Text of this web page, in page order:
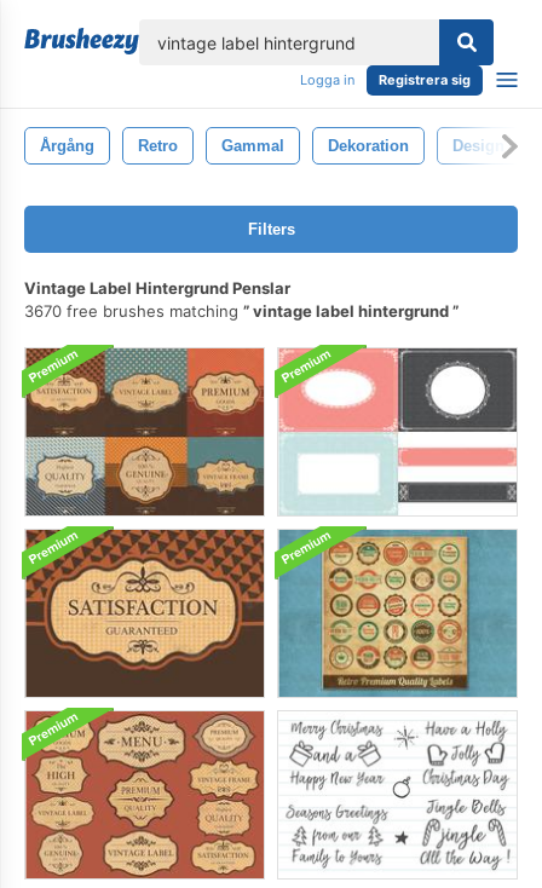
Logga in Registrera sig
Årgång Retro Gammal Dekoration Design
Filters
Vintage Label Hintergrund Penslar
3670 free brushes matching
vintage label hintergrund